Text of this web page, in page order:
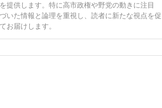
提供します。特に高市政権や野党の動きに注目
いた情報と論理を重視し、読者に新たな視点を促
お届けします。